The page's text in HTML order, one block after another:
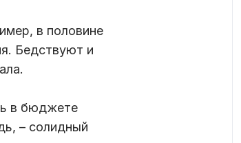
в половине
Бедствуют и
в бюджете
– солидный